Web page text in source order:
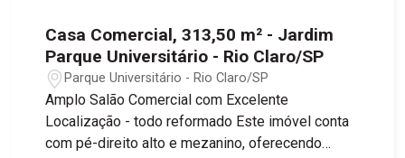
Casa Comercial, 313,50 m² - Jardim
Parque Universitário - Rio Claro/SP
Parque Universitário - Rio Claro/SP
Amplo Salão Comercial com Excelente
Localização - todo reformado Este imóvel conta
com pé-direito alto e mezanino, oferecendo